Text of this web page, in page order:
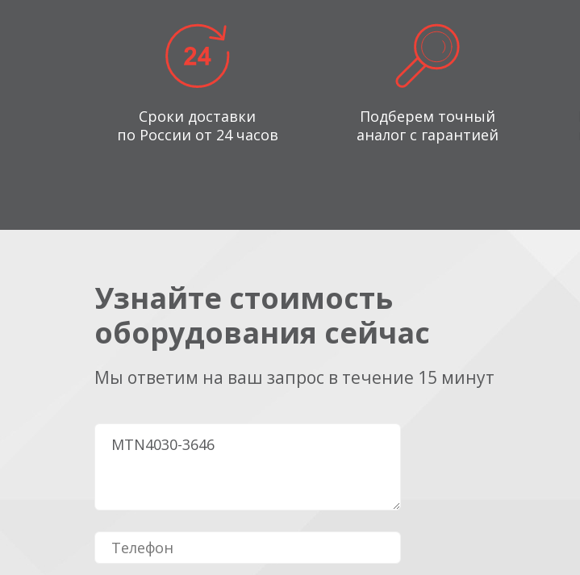
Сроки доставки
по России от 24 часов
Подберем точный
аналог с гарантией
Узнайте стоимость
оборудования сейчас
Мы ответим на ваш запрос в течение 15 минут